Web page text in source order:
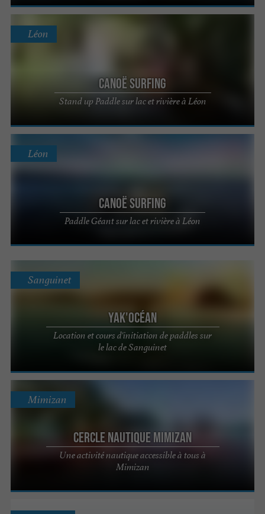
Canoë Surfing
Stand up Paddle sur lac et rivière à Léon
Léon
Canoë Surfing
Paddle Géant sur lac et rivière à Léon
Léon
Yak'Océan
Location et cours d'initiation de paddles sur
le lac de Sanguinet
Sanguinet
Cercle Nautique Mimizan
Une activité nautique accessible à tous à
Mimizan
Mimizan